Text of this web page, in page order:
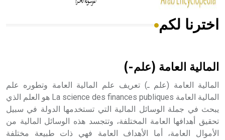
هل تعلم أن الأبسيد كلمة فرنسية اللفظ تم اعتمادها مصطلحاً
- هل تعلم أن أبجر Abgar اسم معروف جيداً يعود إلى عدد من
الملوك الذين حكموا مدينة إديسا (الرها) من أبجر الأول وحتى
التاسع، وهم ينتسبون إلى أسرة أوسروين
اخترنا لكم
المالية العامة (علم-)
المالية العامة (علم ـ) تعريف علم المالية العامة وتطوره علم
المالية العامة La science des finances publiques هو العلم الذي
يبحث في جملة الوسائل المالية التي تستخدمها الدولة في سبيل
تحقيق أهدافها العامة المختلفة، وتتجسد هذه الوسائل المالية من
الأموال العامة، أما الأهداف العامة فهي ذات طبيعة مختلفة